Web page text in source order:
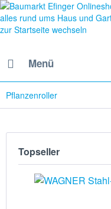
Menü
Pflanzenroller
Topseller